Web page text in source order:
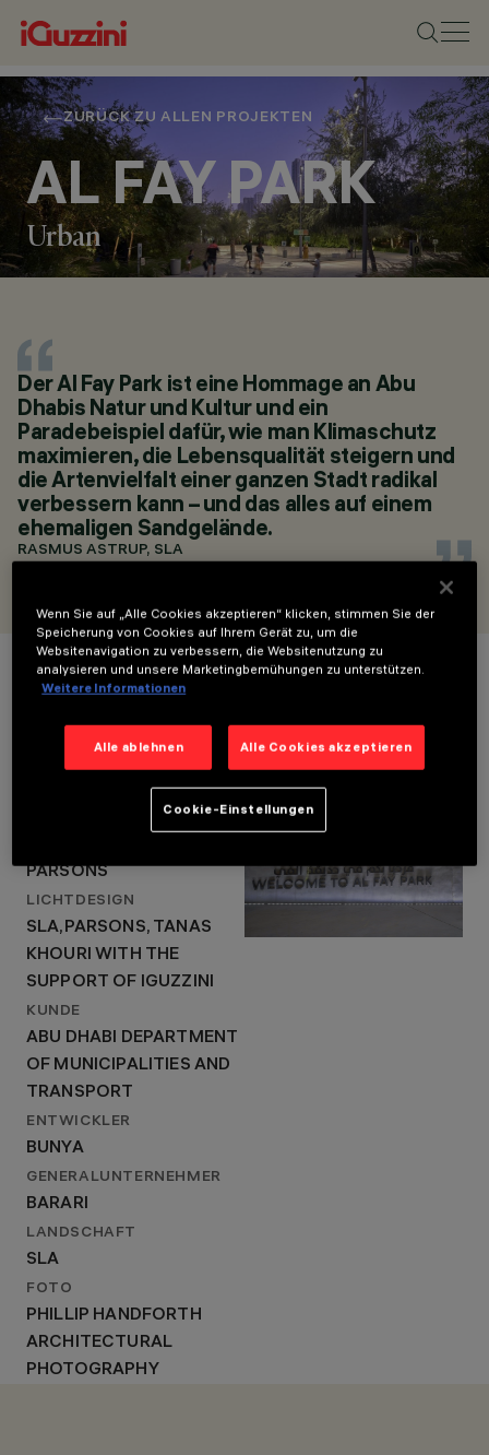
ZURÜCK ZU ALLEN PROJEKTEN
AL FAY PARK
Urban
2021
ARCHITEKTURDESIGN
PARSONS
LICHTDESIGN
SLA,PARSONS,
TANAS KHOURI WITH
THE SUPPORT OF
IGUZZINI
Der Al Fay Park ist eine Hommage an Abu
Dhabis Natur und Kultur und ein
Paradebeispiel dafür, wie man Klimaschutz
maximieren, die Lebensqualität steigern und
die Artenvielfalt einer ganzen Stadt radikal
verbessern kann – und das alles auf einem
ehemaligen Sandgelände.
RASMUS ASTRUP, SLA
Projektdetails
PARSONS
LICHTDESIGN
SLA,PARSONS, TANAS
KHOURI WITH THE
SUPPORT OF IGUZZINI
KUNDE
ABU DHABI DEPARTMENT
OF MUNICIPALITIES AND
TRANSPORT
ENTWICKLER
BUNYA
GENERALUNTERNEHMER
BARARI
LANDSCHAFT
SLA
FOTO
PHILLIP HANDFORTH
ARCHITECTURAL
PHOTOGRAPHY
Wenn Sie auf „Alle Cookies akzeptieren“ klicken, stimmen Sie der
Speicherung von Cookies auf Ihrem Gerät zu, um die
Websitenavigation zu verbessern, die Websitenutzung zu
analysieren und unsere Marketingbemühungen zu unterstützen.
Weitere Informationen
Alle ablehnen Alle Cookies akzeptieren
Cookie-Einstellungen